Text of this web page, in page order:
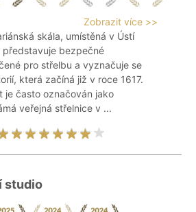
Zobrazit více >>
skála, umístěná v Ústí
představuje bezpečné
pro střelbu a vyznačuje se
která začíná již v roce 1617.
je často označován jako
veřejná střelnice v ...
studio